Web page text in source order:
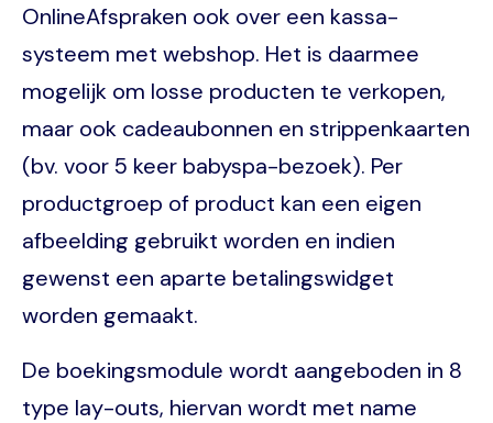
OnlineAfspraken ook over een kassa-
systeem met webshop. Het is daarmee
mogelijk om losse producten te verkopen,
maar ook cadeaubonnen en strippenkaarten
(bv. voor 5 keer babyspa-bezoek). Per
productgroep of product kan een eigen
afbeelding gebruikt worden en indien
gewenst een aparte betalingswidget
worden gemaakt.
De boekingsmodule wordt aangeboden in 8
type lay-outs, hiervan wordt met name